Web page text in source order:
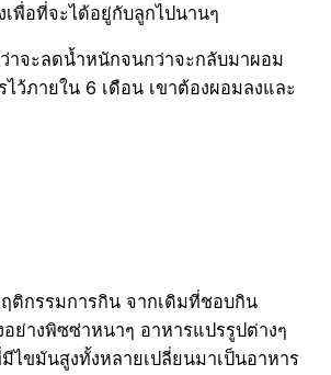
พื่อที่จะได้อยู่กับลูกไปนานๆ
าจะลดน้ำหนักจนกว่าจะกลับมาผอม
ว้ภายใน 6 เดือน เขาต้องผอมลงและ
ติกรรมการกิน จากเดิมที่ชอบกิน
ย่างพิซซ่าหนาๆ อาหารแปรรูปต่างๆ
ไขมันสูงทั้งหลายเปลี่ยนมาเป็นอาหาร